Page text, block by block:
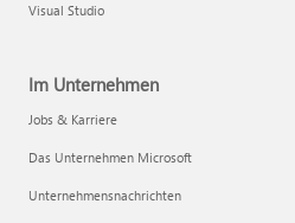
Visual Studio
Im Unternehmen
Jobs & Karriere
Das Unternehmen Microsoft
Unternehmensnachrichten